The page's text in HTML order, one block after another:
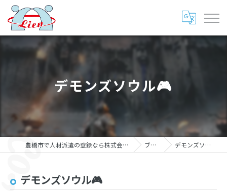
デモンズソウル🎮
豊橋市で人材派遣の登録なら株式会社リアン ブログ デモンズソウル🎮
デモンズソウル🎮